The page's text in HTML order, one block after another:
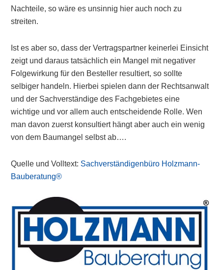
Nachteile, so wäre es unsinnig hier auch noch zu
streiten.
Ist es aber so, dass der Vertragspartner keinerlei Einsicht
zeigt und daraus tatsächlich ein Mangel mit negativer
Folgewirkung für den Besteller resultiert, so sollte
selbiger handeln. Hierbei spielen dann der Rechtsanwalt
und der Sachverständige des Fachgebietes eine
wichtige und vor allem auch entscheidende Rolle. Wen
man davon zuerst konsultiert hängt aber auch ein wenig
von dem Baumangel selbst ab….
Quelle und Volltext: Sachverständigenbüro Holzmann-
Bauberatung®
Primary
Sidebar